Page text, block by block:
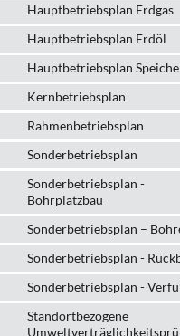
Hauptbetriebsplan Erdgas
Hauptbetriebsplan Erdöl
Hauptbetriebsplan
Kernbetriebsplan
Rahmenbetriebsplan
Sonderbetriebsplan
Sonderbetriebsplan -
Bohrplatzbau
Sonderbetriebsplan –
Sonderbetriebsplan -
Sonderbetriebsplan -
Standortbezogene